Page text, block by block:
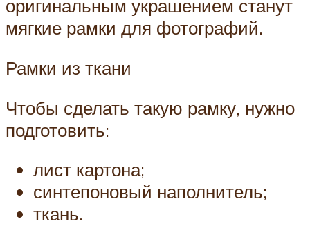
оригинальным украшением станут
мягкие рамки для фотографий.
Рамки из ткани
Чтобы сделать такую рамку, нужно
подготовить:
лист картона;
синтепоновый наполнитель;
ткань.